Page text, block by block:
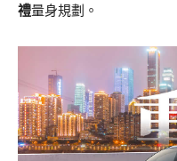
禮量身規劃。